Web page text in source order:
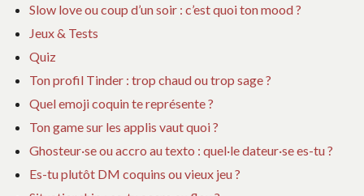
Slow love ou coup d’un soir : c’est quoi ton mood ?
Jeux & Tests
Quiz
Ton profil Tinder : trop chaud ou trop sage ?
Quel emoji coquin te représente ?
Ton game sur les applis vaut quoi ?
Ghosteur·se ou accro au texto : quel·le dateur·se es-tu ?
Es-tu plutôt DM coquins ou vieux jeu ?